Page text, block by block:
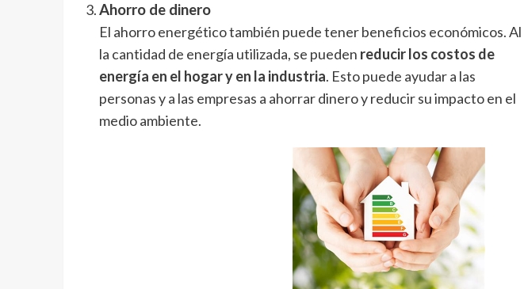
Ahorro de dinero
El ahorro energético también puede tener beneficios económicos.
la cantidad de energía utilizada, se pueden reducir los costos de
energía en el hogar y en la industria. Esto puede ayudar a las
personas y a las empresas a ahorrar dinero y reducir su impacto en el
medio ambiente.